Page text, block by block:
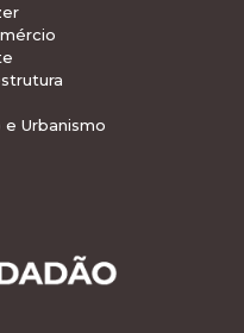
Urbanismo